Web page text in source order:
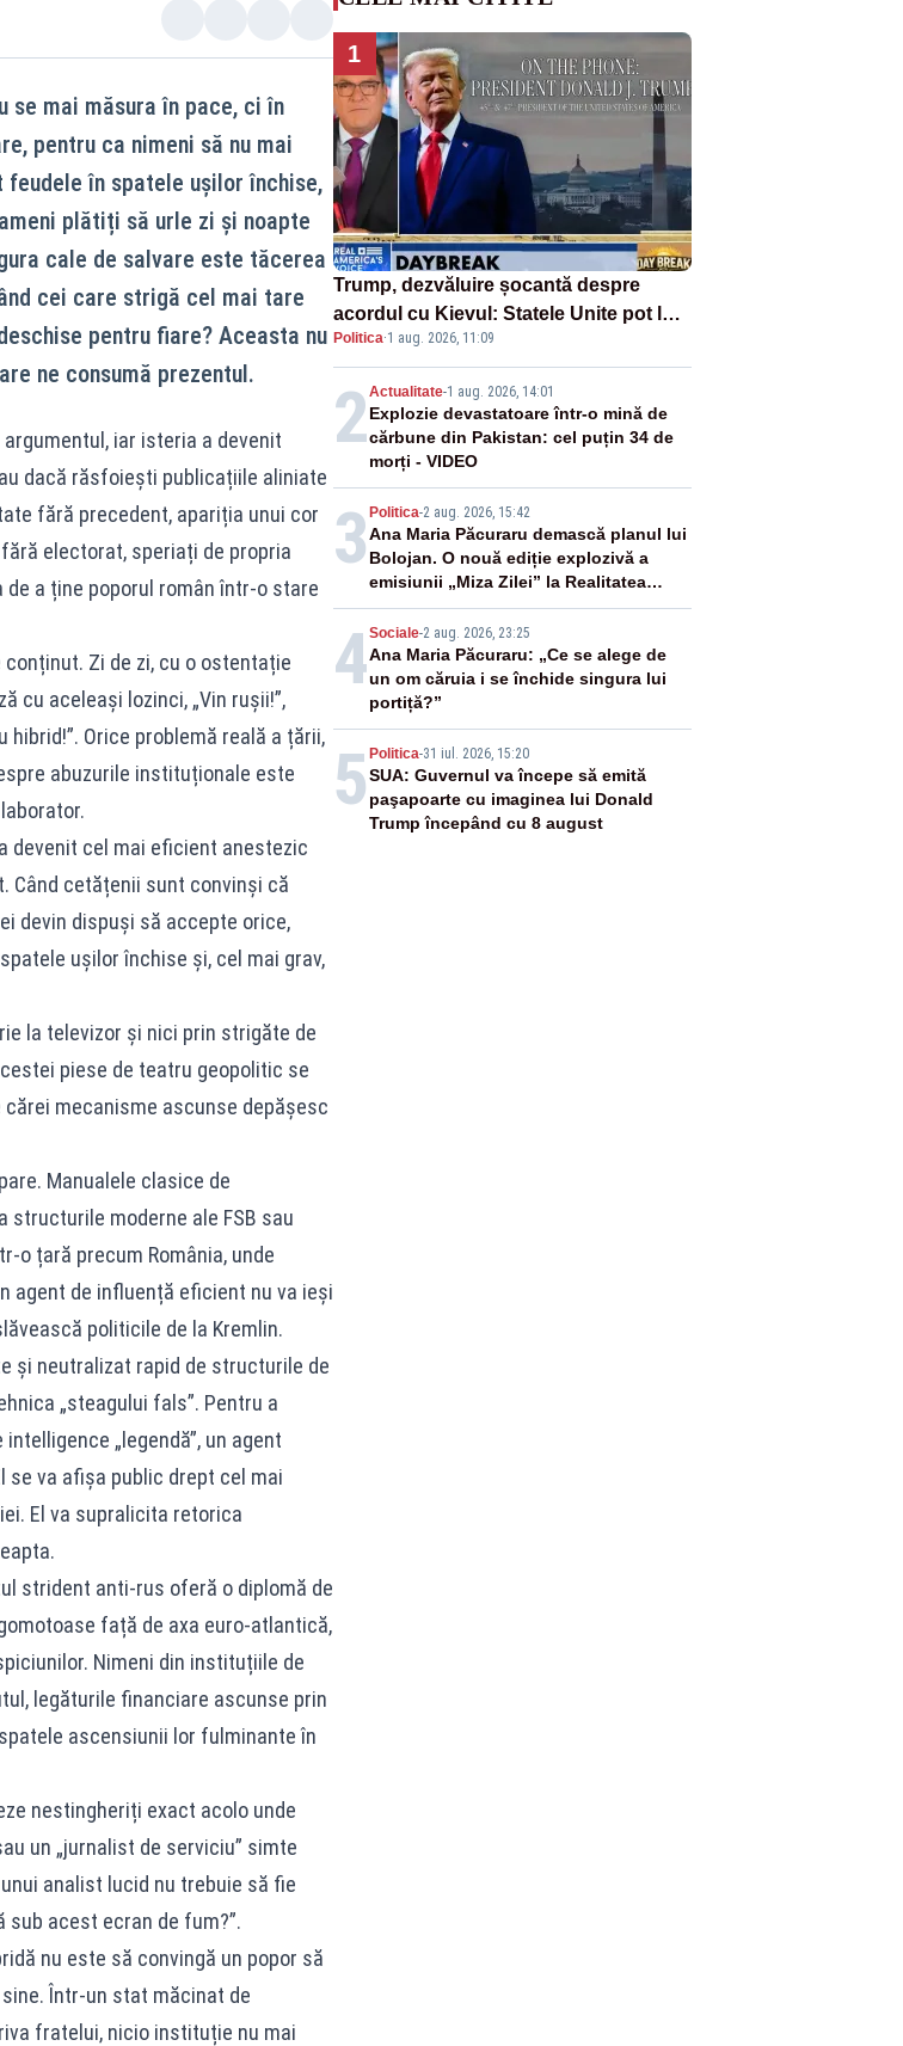
se mai măsura în pace, ci în
pentru ca nimeni să nu mai
în spatele ușilor închise,
plătiți să urle zi și noapte
cale de salvare este tăcerea
cei care strigă cel mai tare
pentru fiare? Aceasta nu
ne consumă prezentul.
iar isteria a devenit
dacă răsfoiești publicațiile aliniate
fără precedent, apariția unui cor
electorat, speriați de propria
a ține poporul român într-o stare
Zi de zi, cu o ostentație
cu aceleași lozinci, „Vin rușii!”,
hibrid!”. Orice problemă reală a țării,
abuzurile instituționale este
devenit cel mai eficient anestezic
Când cetățenii sunt convinși că
devin dispuși să accepte orice,
ușilor închise și, cel mai grav,
la televizor și nici prin strigăte de
piese de teatru geopolitic se
mecanisme ascunse depășesc
Manualele clasice de
structurile moderne ale FSB sau
o țară precum România, unde
de influență eficient nu va ieși
politicile de la Kremlin.
și neutralizat rapid de structurile de
„steagului fals”. Pentru a
„legendă”, un agent
se va afișa public drept cel mai
El va supralicita retorica
strident anti-rus oferă o diplomă de
față de axa euro-atlantică,
Nimeni din instituțiile de
legăturile financiare ascunse prin
ascensiunii lor fulminante în
nestingheriți exact acolo unde
un „jurnalist de serviciu” simte
analist lucid nu trebuie să fie
sub acest ecran de fum?”.
nu este să convingă un popor să
Într-un stat măcinat de
fratelui, nicio instituție nu mai
1
Trump, dezvăluire șocantă despre
acordul cu Kievul: Statele Unite pot lua
«aproape tot ce vor» din minele
Ucrainei”
Politica·1 aug. 2026, 11:09
2Actualitate-1 aug. 2026, 14:01
Explozie devastatoare într-o mină de
cărbune din Pakistan: cel puțin 34 de
morți - VIDEO
3 Politica-2 aug. 2026, 15:42
Ana Maria Păcuraru demască planul lui
Bolojan. O nouă ediție explozivă a
emisiunii „Miza Zilei” la Realitatea
PLUS
4Sociale-2 aug. 2026, 23:25
Ana Maria Păcuraru: „Ce se alege de
un om căruia i se închide singura lui
portiță?”
5 Politica-31 iul. 2026, 15:20
SUA: Guvernul va începe să emită
paşapoarte cu imaginea lui Donald
Trump începând cu 8 august